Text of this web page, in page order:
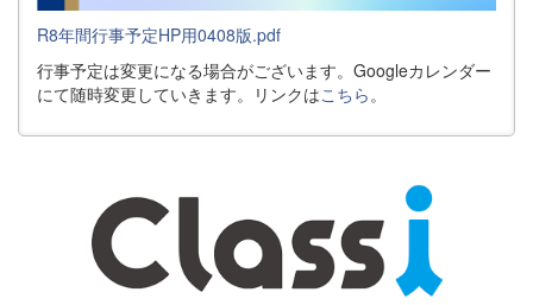
R8年間行事予定HP用0408版.pdf
行事予定は変更になる場合がございます。Googleカレンダー
にて随時変更していきます。リンクはこちら 。